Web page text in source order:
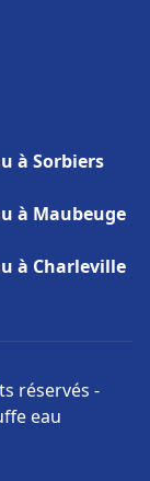
à Sorbiers
à Maubeuge
à Charleville
réservés -
eau